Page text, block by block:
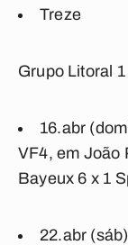
Treze
Grupo Litoral 1
16.abr
VF4, em João
Bayeux 6 x 1
22.abr